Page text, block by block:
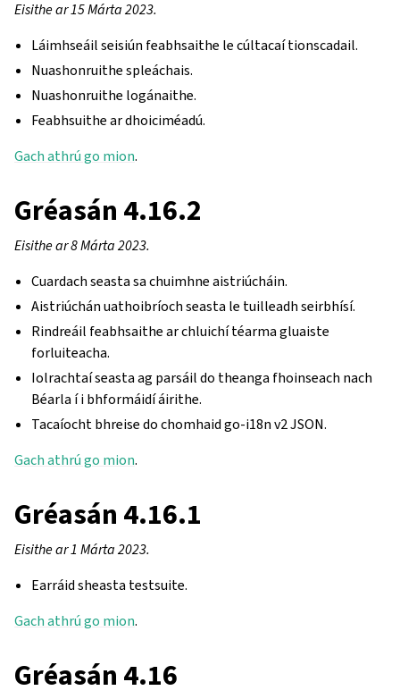
Eisithe ar 15 Márta 2023.
Láimhseáil seisiún feabhsaithe le cúltacaí tionscadail.
Nuashonruithe spleáchais.
Nuashonruithe logánaithe.
Feabhsuithe ar dhoiciméadú.
Gach athrú go mion.
Gréasán 4.16.2
Eisithe ar 8 Márta 2023.
Cuardach seasta sa chuimhne aistriúcháin.
Aistriúchán uathoibríoch seasta le tuilleadh seirbhísí.
Rindreáil feabhsaithe ar chluichí téarma gluaiste
forluiteacha.
Iolrachtaí seasta ag parsáil do theanga fhoinseach nach
Béarla í i bhformáidí áirithe.
Tacaíocht bhreise do chomhaid go-i18n v2 JSON.
Gach athrú go mion.
Gréasán 4.16.1
Eisithe ar 1 Márta 2023.
Earráid sheasta testsuite.
Gach athrú go mion.
Gréasán 4.16